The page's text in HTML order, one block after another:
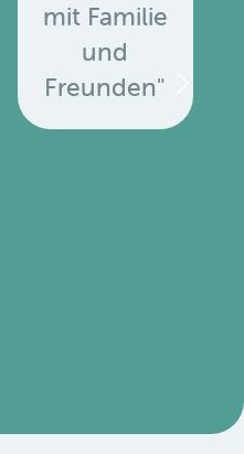
mit Familie
und
Freunden"